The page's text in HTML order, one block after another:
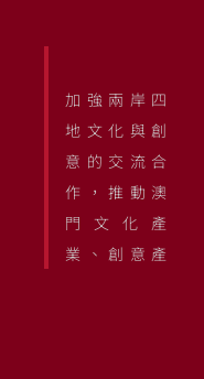
加強兩岸四
地文化與創
意的交流合
作，推動澳
門文化產
業、創意產